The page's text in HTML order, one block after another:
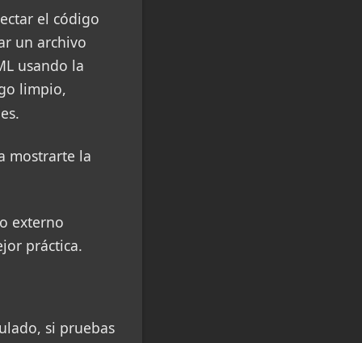
el código
un archivo
usando la
limpio,
mostrarte la
externo
práctica.
si pruebas